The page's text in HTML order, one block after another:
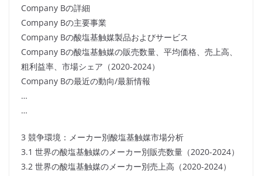
Company Bの詳細
Company Bの主要事業
Company Bの酸塩基触媒製品およびサービス
Company Bの酸塩基触媒の販売数量、平均価格、売上高、
粗利益率、市場シェア（2020-2024）
Company Bの最近の動向/最新情報
…
…
3 競争環境：メーカー別酸塩基触媒市場分析
3.1 世界の酸塩基触媒のメーカー別販売数量（2020-2024）
3.2 世界の酸塩基触媒のメーカー別売上高（2020-2024）